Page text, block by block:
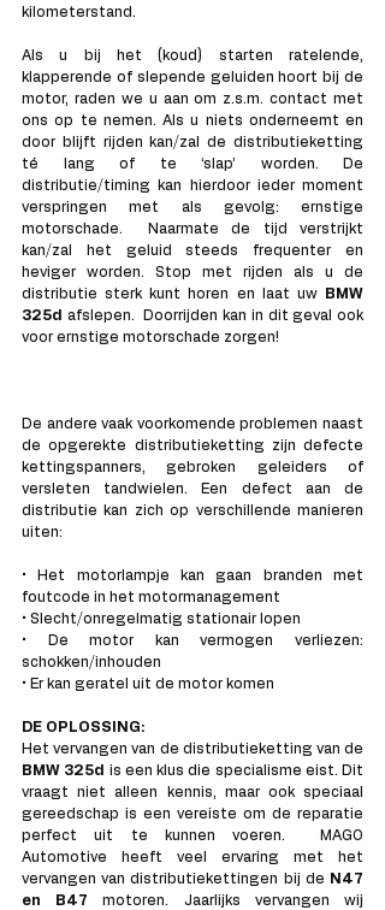
kilometerstand.
Als u bij het (koud) starten ratelende,
klapperende of slepende geluiden hoort bij de
motor, raden we u aan om z.s.m. contact met
ons op te nemen. Als u niets onderneemt en
door blijft rijden kan/zal de distributieketting
té lang of te ‘slap’ worden. De
distributie/timing kan hierdoor ieder moment
verspringen met als gevolg: ernstige
motorschade.  Naarmate de tijd verstrijkt
kan/zal het geluid steeds frequenter en
heviger worden. Stop met rijden als u de
distributie sterk kunt horen en laat uw
BMW
325d afslepen.  Doorrijden kan in dit geval ook
voor ernstige motorschade zorgen!
De andere vaak voorkomende problemen naast
de opgerekte distributieketting zijn defecte
kettingspanners, gebroken geleiders of
versleten tandwielen. Een defect aan de
distributie kan zich op verschillende manieren
uiten:
• Het motorlampje kan gaan branden met
foutcode in het motormanagement
• Slecht/onregelmatig stationair lopen
• De motor kan vermogen verliezen:
schokken/inhouden
• Er kan geratel uit de motor komen
DE OPLOSSING:
BMW 325d is een klus die specialisme eist. Dit
vraagt niet alleen kennis, maar ook speciaal
gereedschap is een vereiste om de reparatie
perfect uit te kunnen voeren.  MAGO
Automotive heeft veel ervaring met het
vervangen van distributiekettingen bij de N47
en B47
motoren. Jaarlijks vervangen wij